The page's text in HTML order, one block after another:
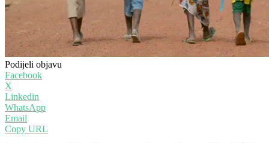
Podijeli objavu
Facebook
X
Linkedin
WhatsApp
Email
Copy URL